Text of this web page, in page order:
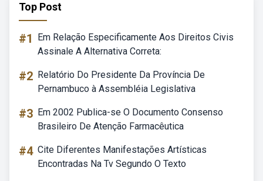
Top Post
#1
Em Relação Especificamente Aos Direitos Civis
Assinale A Alternativa Correta:
#2 Relatório Do Presidente Da Província De
Pernambuco à Assembléia Legislativa
#3 Em 2002 Publica-se O Documento Consenso
Brasileiro De Atenção Farmacêutica
#4 Cite Diferentes Manifestações Artísticas
Encontradas Na Tv Segundo O Texto